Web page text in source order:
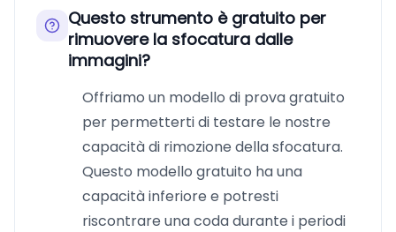
Questo strumento è gratuito per
rimuovere la sfocatura dalle
immagini?
Offriamo un modello di prova gratuito
per permetterti di testare le nostre
capacità di rimozione della sfocatura.
Questo modello gratuito ha una
capacità inferiore e potresti
riscontrare una coda durante i periodi